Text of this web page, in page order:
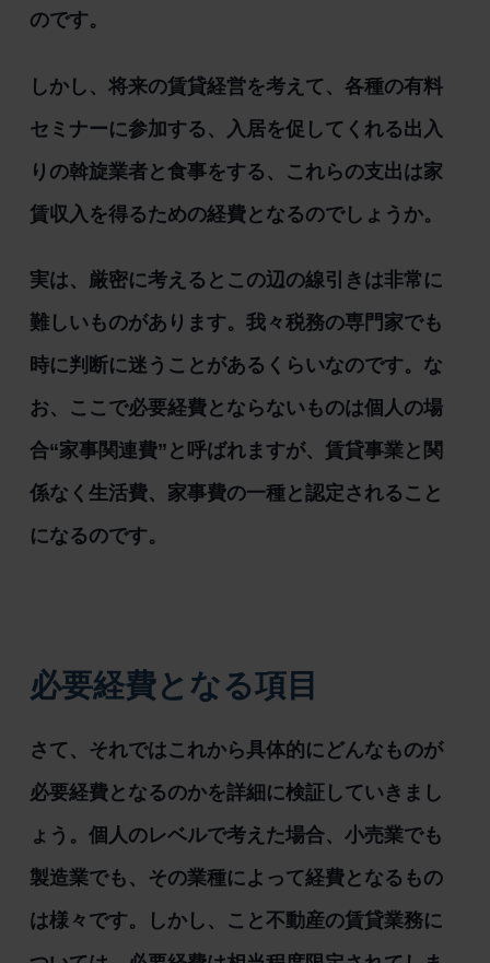
のです。
しかし、将来の賃貸経営を考えて、各種の有料
セミナーに参加する、入居を促してくれる出入
りの斡旋業者と食事をする、これらの支出は家
賃収入を得るための経費となるのでしょうか。
実は、厳密に考えるとこの辺の線引きは非常に
難しいものがあります。我々税務の専門家でも
時に判断に迷うことがあるくらいなのです。な
お、ここで必要経費とならないものは個人の場
合“家事関連費”と呼ばれますが、賃貸事業と関
係なく生活費、家事費の一種と認定されること
になるのです。
必要経費となる項目
さて、それではこれから具体的にどんなものが
必要経費となるのかを詳細に検証していきまし
ょう。個人のレベルで考えた場合、小売業でも
製造業でも、その業種によって経費となるもの
は様々です。しかし、こと不動産の賃貸業務に